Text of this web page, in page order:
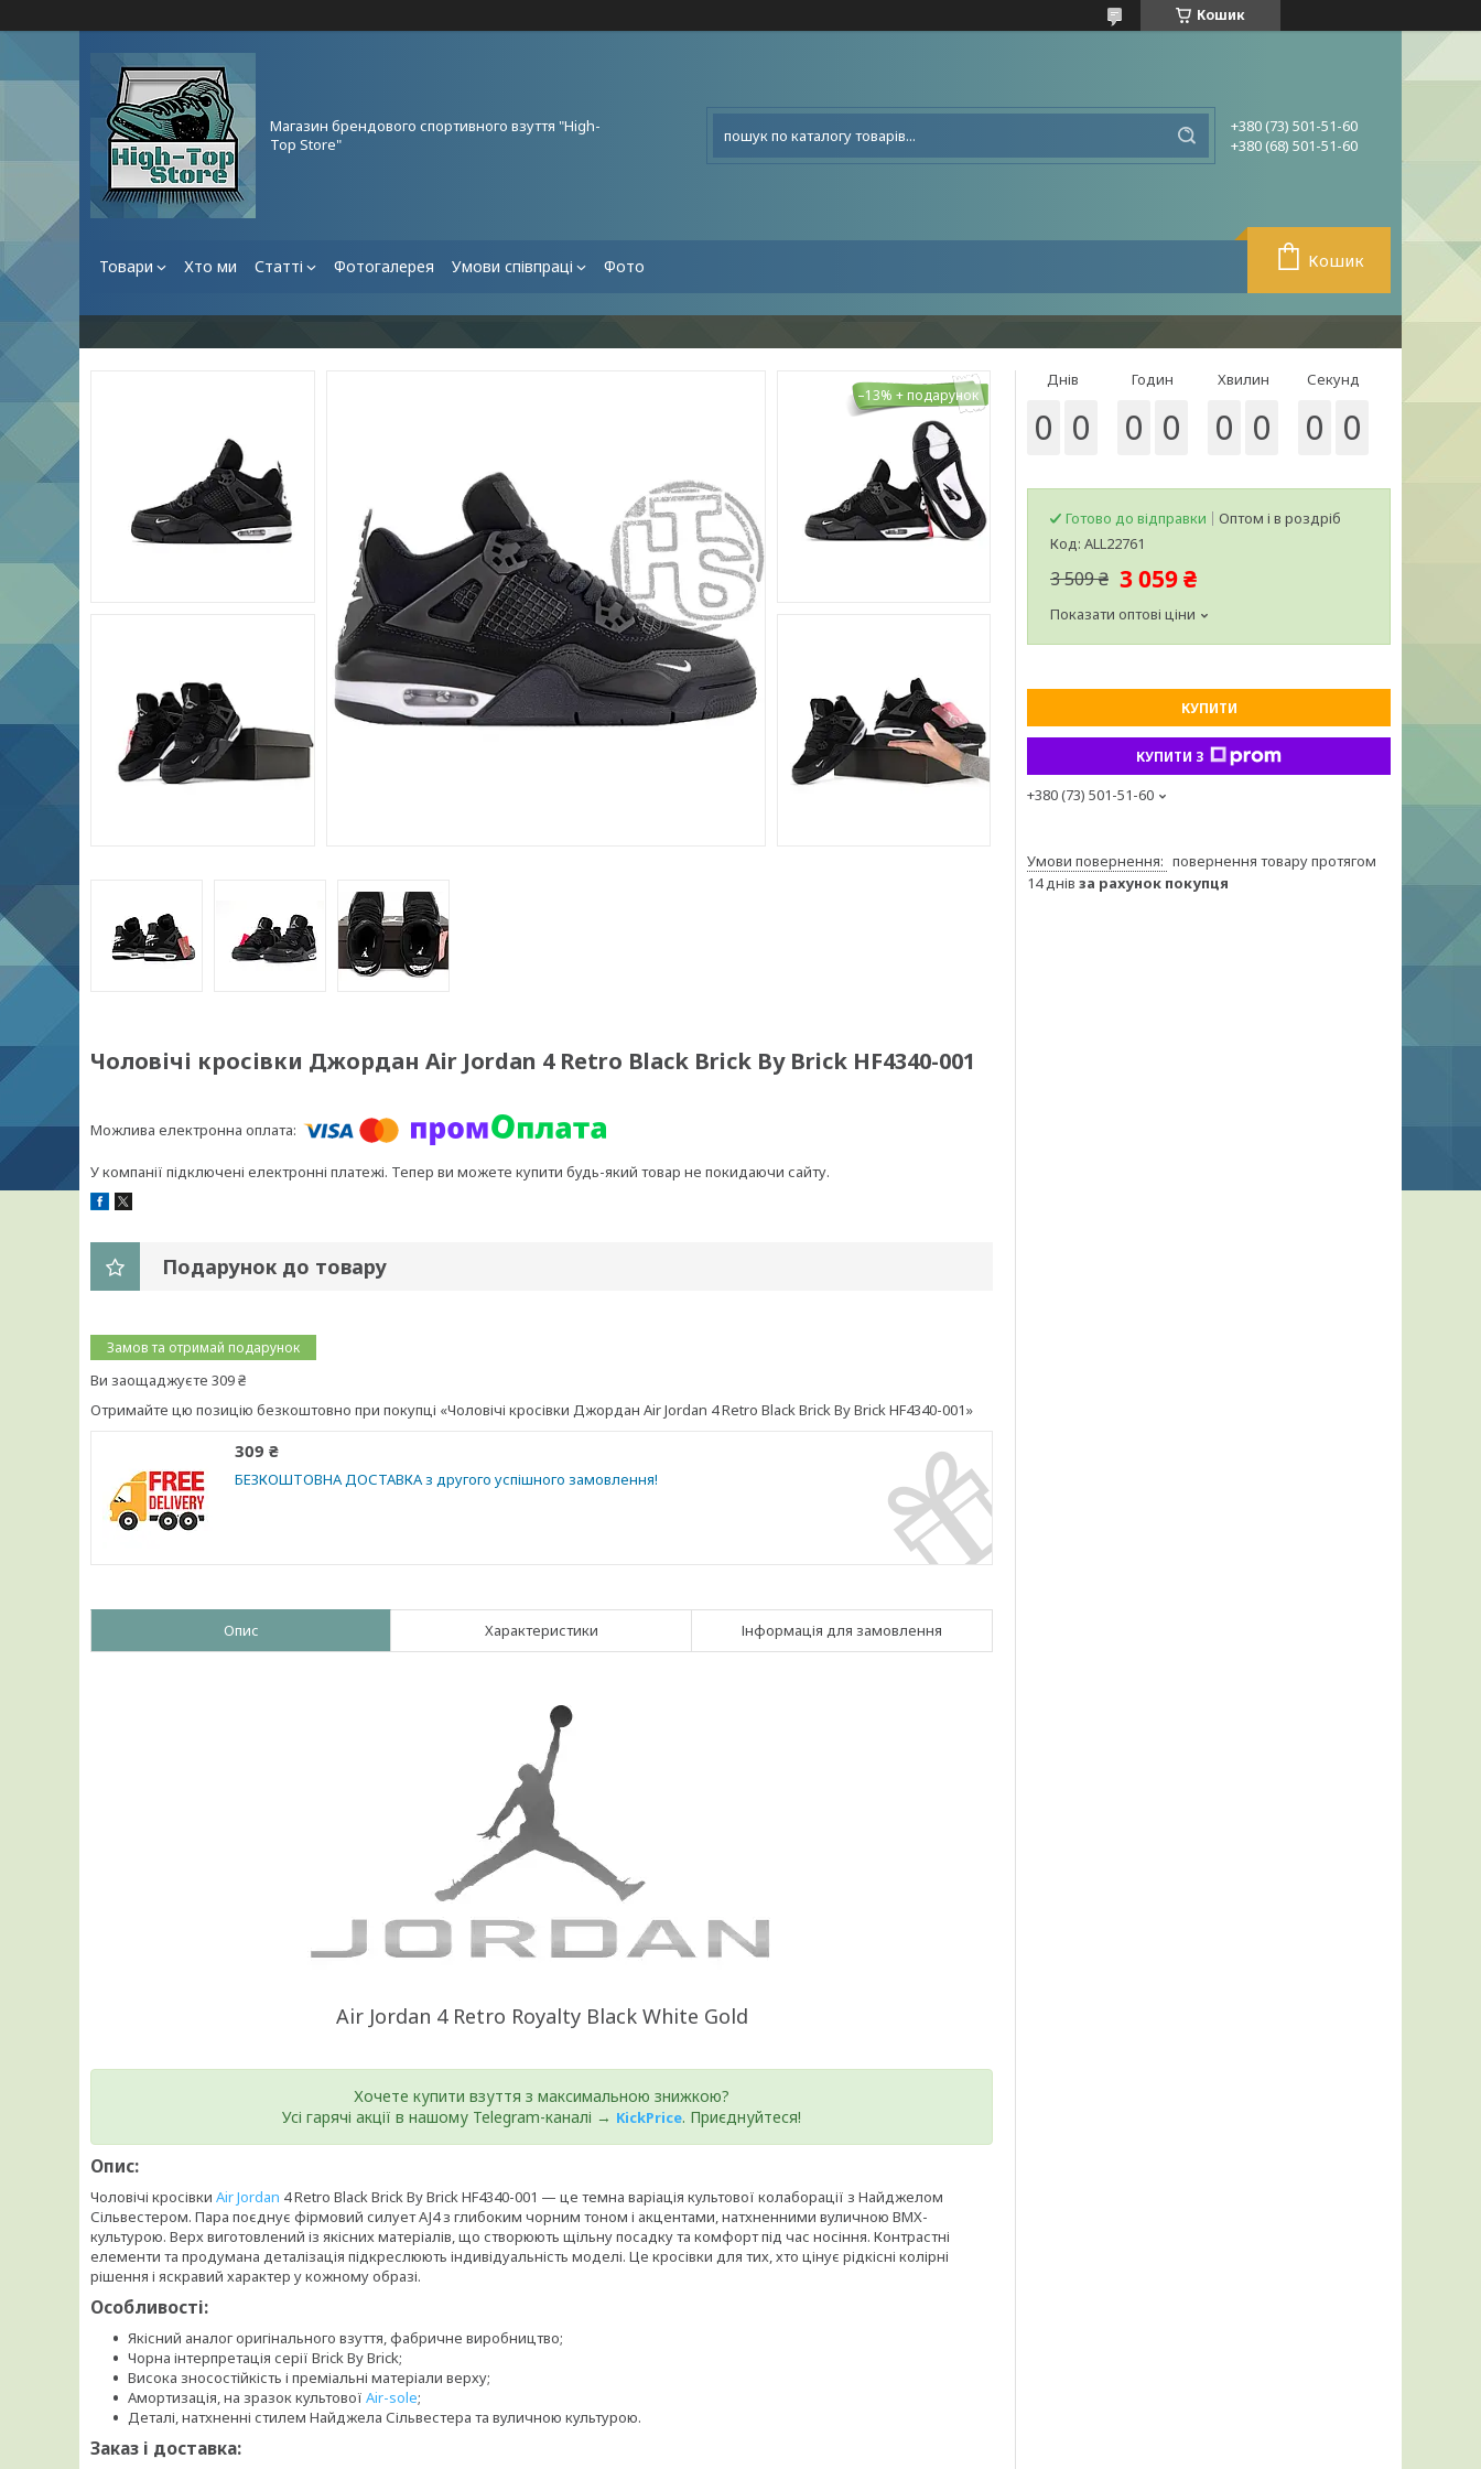
Кошик
Магазин брендового спортивного взуття "High-
Top Store"
+380 (73) 501-51-60
+380 (68) 501-51-60
Товари Хто ми Статті Фотогалерея Умови співпраці Фото Кошик
–13%
Чоловічі кросівки Джордан Air Jordan 4 Retro Black Brick By Brick HF4340-001
У компанії підключені електронні платежі. Тепер ви можете купити будь-який товар не покидаючи сайту.
Подарунок до товару
Замов та отримай подарунок
Ви заощаджуєте 309 ₴
Отримайте цю позицію безкоштовно при покупці «Чоловічі кросівки Джордан Air Jordan 4 Retro Black Brick By Brick HF4340-001»
309 ₴
БЕЗКОШТОВНА ДОСТАВКА з другого успішного замовлення!
Опис Характеристики Інформація для замовлення
Air Jordan 4 Retro Royalty Black White Gold
Хочете купити взуття з максимальною знижкою?
Усі гарячі акції в нашому Telegram-каналі → KickPrice. Приєднуйтеся!
Опис:
Чоловічі кросівки AirJordan 4 Retro Black Brick By Brick HF4340-001 — це темна варіація культової колаборації з Найджелом
Сільвестером. Пара поєднує фірмовий силует AJ4 з глибоким чорним тоном і акцентами, натхненними вуличною BMX-
культурою. Верх виготовлений із якісних матеріалів, що створюють щільну посадку та комфорт під час носіння. Контрастні
елементи та продумана деталізація підкреслюють індивідуальність моделі. Це кросівки для тих, хто цінує рідкісні колірні
рішення і яскравий характер у кожному образі.
Особливості:
Якісний аналог оригінального взуття, фабричне виробництво;
Чорна інтерпретація серії Brick By Brick;
Висока зносостійкість і преміальні матеріали верху;
Амортизація, на зразок культової Air-sole;
Деталі, натхненні стилем Найджела Сільвестера та вуличною культурою.
Заказ і доставка:
Днів
0 0
Годин
0 0
Хвилин
0 0
Секунд
0 0
Готово до відправки
Оптом і в роздріб
Код: ALL22761
3 509 ₴ 3 059 ₴
Показати оптові ціни
КУПИТИ
КУПИТИ З
+380 (73) 501-51-60
повернення товару протягом
14 днів за рахунок покупця